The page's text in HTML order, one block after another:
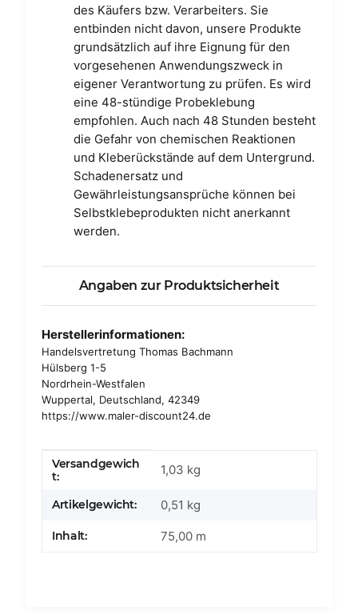
des Käufers bzw. Verarbeiters. Sie
entbinden nicht davon, unsere Produkte
grundsätzlich auf ihre Eignung für den
vorgesehenen Anwendungszweck in
eigener Verantwortung zu prüfen. Es wird
eine 48-stündige Probeklebung
empfohlen. Auch nach 48 Stunden besteht
die Gefahr von chemischen Reaktionen
und Kleberückstände auf dem Untergrund.
Schadenersatz und
Gewährleistungsansprüche können bei
Selbstklebeprodukten nicht anerkannt
werden.
Angaben zur Produktsicherheit
Herstellerinformationen:
Handelsvertretung Thomas Bachmann
Hülsberg 1-5
Nordrhein-Westfalen
Wuppertal, Deutschland, 42349
https://www.maler-discount24.de
Produkteigenschaft
Wert
Versandgewich
t:
1,03 kg
Artikelgewicht: 0,51 kg
Inhalt: 75,00 m